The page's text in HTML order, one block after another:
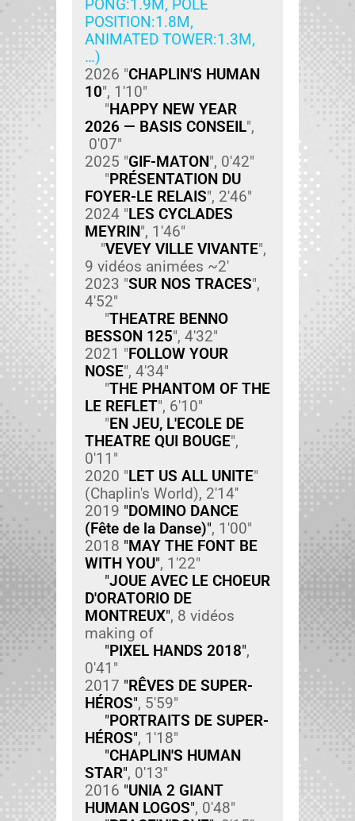
PONG:1.9M, POLE
POSITION:1.8M,
ANIMATED TOWER:1.3M,
…)
2026 "CHAPLIN'S HUMAN
10", 1'10"
"HAPPY NEW YEAR
2026 — BASIS CONSEIL",
0'07"
2025 "GIF-MATON", 0'42"
"PRÉSENTATION DU
FOYER-LE RELAIS", 2'46"
2024 "LES CYCLADES
MEYRIN", 1'46"
"VEVEY VILLE VIVANTE",
9 vidéos ani­mées ~2'
2023 "SUR NOS TRACES",
4'52"
"THEATRE BENNO
BESSON 125", 4'32"
2021 "FOLLOW YOUR
NOSE", 4'34"
"THE PHANTOM OF THE
LE REFLET", 6'10"
"EN JEU, L'ECOLE DE
THEATRE QUI BOUGE",
0'11"
2020 "LET US ALL UNITE"
(Chaplin's World), 2'14''
2019 "DOMINO DANCE
(Fête de la Danse)", 1'00"
2018 "MAY THE FONT BE
WITH YOU", 1'22"
"JOUE AVEC LE CHOEUR
D'ORATORIO DE
MONTREUX", 8 vidéos
mak­ing of
"PIXEL HANDS 2018",
0'41"
2017 "RÊVES DE SUPER-
HÉROS", 5'59"
"PORTRAITS DE SUPER-
HÉROS", 1'18"
"CHAPLIN'S HUMAN
STAR", 0'13"
2016 "UNIA 2 GIANT
HUMAN LOGOS", 0'48"